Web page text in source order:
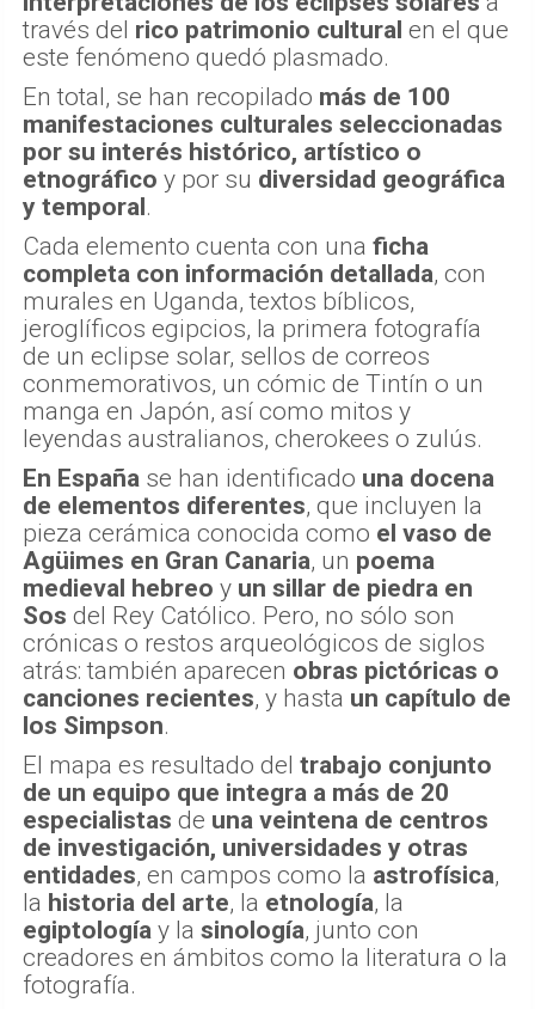
través del rico patrimonio cultural en el que
este fenómeno quedó plasmado.
En total, se han recopilado más de 100
manifestaciones culturales seleccionadas
por su interés histórico, artístico o
etnográfico y por su diversidad geográfica
y temporal .
Cada elemento cuenta con una ficha
completa con información detallada, con
murales en Uganda, textos bíblicos,
jeroglíficos egipcios, la primera fotografía
de un eclipse solar, sellos de correos
conmemorativos, un cómic de Tintín o un
manga en Japón, así como mitos y
leyendas australianos, cherokees o zulús.
En España se han identificado una docena
de elementos diferentes, que incluyen la
pieza cerámica conocida como el vaso de
Agüimes en Gran Canaria, un poema
medieval hebreo y un sillar de piedra en
Sos del Rey Católico. Pero, no sólo son
crónicas o restos arqueológicos de siglos
atrás: también aparecen obras pictóricas o
canciones recientes, y hasta un capítulo de
los Simpson.
El mapa es resultado del trabajo conjunto
de un equipo que integra a más de 20
especialistas de una veintena de centros
de investigación, universidades y otras
entidades, en campos como la astrofísica,
la historia del arte, la etnología, la
egiptología y la sinología, junto con
creadores en ámbitos como la literatura o la
fotografía.